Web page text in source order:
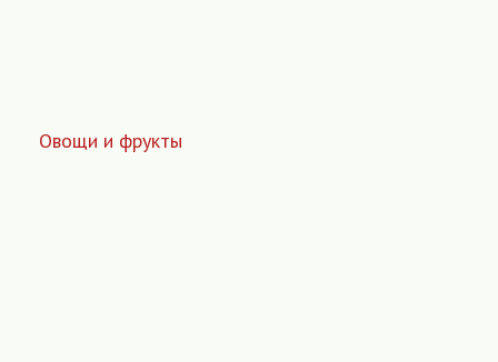
Овощи и фрукты